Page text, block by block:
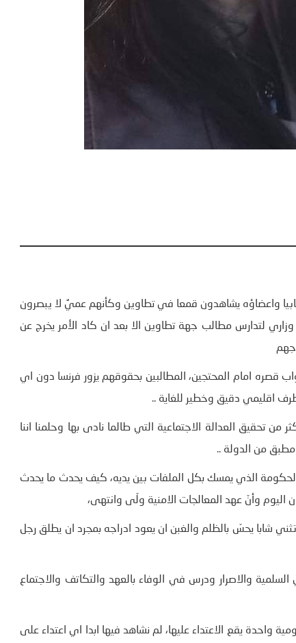
واعضاؤه يشاهدون قمعا في تطاوين وكأنهم عميٌ لا يبصرون
لتدارس مطالب جهة تطاوين الا بعد ان كاد الأمر يخرج عن
قصره امام المحتجين، المطالبين بحقوقهم يزور فرنسا دون اي
اقليمي دقيق وخطير للغاية ..
من تحقيق العدالة الاجتماعية التي طالما نادى بها وحلمنا اننا
من الدولة ..
الذي يمسك بكل الملفات بين يديه، كيف يحدث ما يحدث
اليوم وأنّ عهد المعالجات الامنية ولّى وانتهى،
شابا يحسّ بالظلم والغبن ان يعود ادراجه بمجرد ان يطلق رجل
والاصرار ودرس في الوفاء بالعهد والتكاتف والاجتماع
واحدة يقع الاعتداء عليها، لم نشاهد فيها ابدا اي اعتداء على